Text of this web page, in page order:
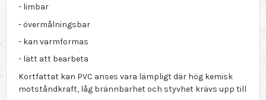
- limbar
- övermålningsbar
- kan varmformas
- lätt att bearbeta
Kortfattat kan PVC anses vara lämpligt där hög kemisk
motståndkraft, låg brännbarhet och styvhet krävs upp till